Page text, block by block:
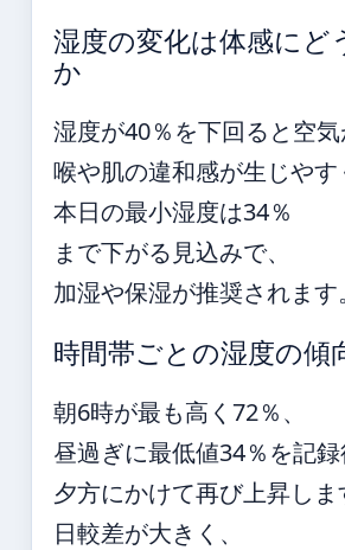
湿度の変化は体感にど
か
湿度が40％を下回ると空気
喉や肌の違和感が生じやす
本日の最小湿度は34％
まで下がる見込みで、
加湿や保湿が推奨されます。
時間帯ごとの湿度の傾
朝6時が最も高く72％、
昼過ぎに最低値34％を記録
夕方にかけて再び上昇しま
日較差が大きく、